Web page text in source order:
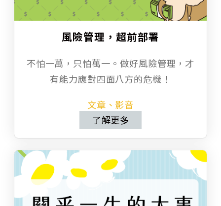
風險管理，超前部署
不怕一萬，只怕萬一。做好風險管理，才
有能力應對四面八方的危機！
文章、影音
了解更多